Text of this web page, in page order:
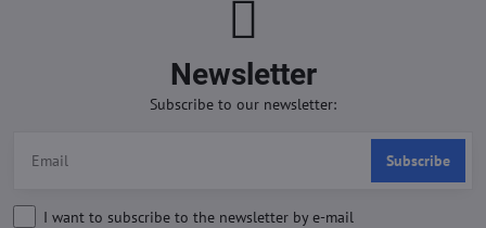
Newsletter
Subscribe to our newsletter:
Subscribe
I want to subscribe to the newsletter by e-mail